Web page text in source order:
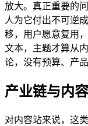
放大。真正重要的
人为它付出不可逆
移，用户愿意复用
文本，主题才算从
论，没有预算、产
产业链与内
对内容站来说，这